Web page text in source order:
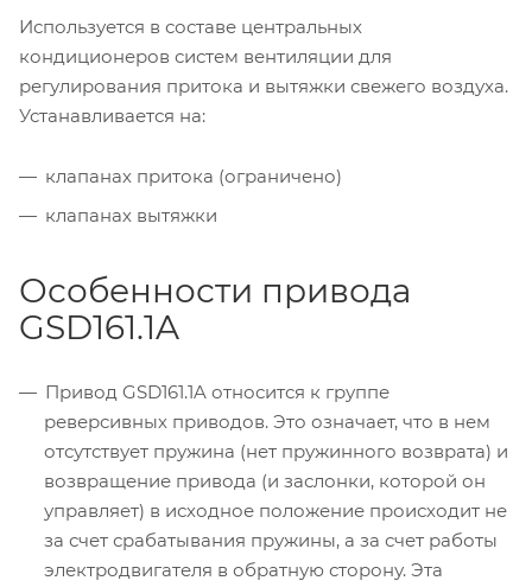
Используется в составе центральных
кондиционеров систем вентиляции для
регулирования притока и вытяжки свежего воздуха.
Устанавливается на:
клапанах притока (ограничено)
клапанах вытяжки
Особенности привода
GSD161.1A
Привод GSD161.1A относится к группе
реверсивных приводов. Это означает, что в нем
отсутствует пружина (нет пружинного возврата) и
возвращение привода (и заслонки, которой он
управляет) в исходное положение происходит не
за счет срабатывания пружины, а за счет работы
электродвигателя в обратную сторону. Эта